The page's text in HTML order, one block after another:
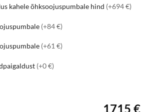
kahele õhksoojuspumbale hind (+694 €)
(+84 €)
(+61 €)
(+0 €)
1715 €